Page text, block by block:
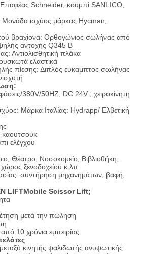
Schneider, κουμπί SANLICO,
ισχύος μάρκας Hycman,
βραχίονα: Ορθογώνιος σωλήνας από
αντοχής Q345 B
Αντιολισθητική πλάκα
ελαστικά
πίεσης: Διπλός εύκαμπτος σωλήνας
380V/50HZ; DC 24V ; χειροκίνητη
Μάρκα Ιταλίας: Hydrapp/ Ελβετική
καουτσούκ
ελέγχου
Θέατρο, Νοσοκομείο, Βιβλιοθήκη,
ξενοδοχείου κ.λπ.
συντήρηση μηχανημάτων, βαφή,
LIFTMobile Scissor Lift;
μετά την πώληση
10 χρόνια εμπειρίας
κινητής ψαλιδωτής ανυψωτικής